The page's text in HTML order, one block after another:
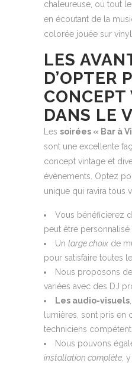
chaleureuse, où tout
en écoutant de la
colorée jouée sur
LES
D’OPTER
CONCEPT
DANS LE
Les soirées « Bar à
sont une excellente
concept vintage et
évènements. Optez
unique qui ravira tous
Vous bénéficierez
peut être personnalisé
Un large choix de
pour satisfaire toutes
Nous proposons
variées avec des DJ
Les audio-visuels
lumières, sont pris en
techniciens
Nous pouvons
installation complète ,